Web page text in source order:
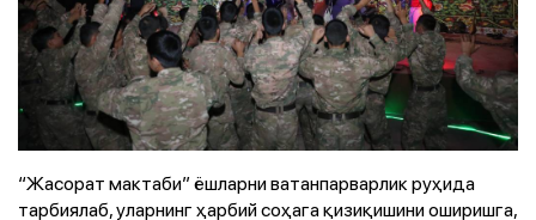
“Жасорат мактаби” ёшларни ватанпарварлик руҳида
тарбиялаб, уларнинг ҳарбий соҳага қизиқишини оширишга,